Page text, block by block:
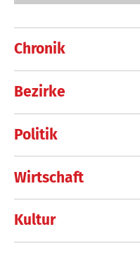
Chronik
Bezirke
Politik
Wirtschaft
Kultur